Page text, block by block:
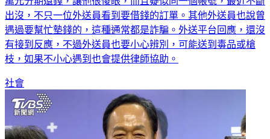
出沒，不只一位外送員看到要借錢的訂單。其他外送員也說曾
遇過要幫忙墊錢的，這種通常都是詐騙。外送平台回應，還沒
有接到反應，不過外送員也要小心辨別，可能送到毒品或槍
枝，如果不小心遇到也會提供律師協助。
社會